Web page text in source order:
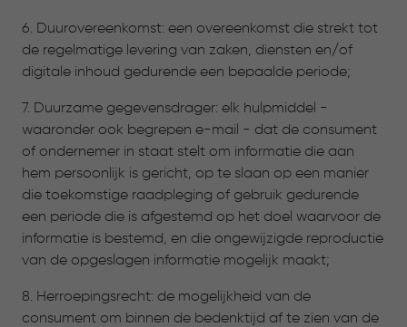
6. Duurovereenkomst: een overeenkomst die strekt tot
de regelmatige levering van zaken, diensten en/of
digitale inhoud gedurende een bepaalde periode;
7. Duurzame gegevensdrager: elk hulpmiddel -
waaronder ook begrepen e-mail - dat de consument
of ondernemer in staat stelt om informatie die aan
hem persoonlijk is gericht, op te slaan op een manier
die toekomstige raadpleging of gebruik gedurende
een periode die is afgestemd op het doel waarvoor de
informatie is bestemd, en die ongewijzigde reproductie
van de opgeslagen informatie mogelijk maakt;
8. Herroepingsrecht: de mogelijkheid van de
consument om binnen de bedenktijd af te zien van de